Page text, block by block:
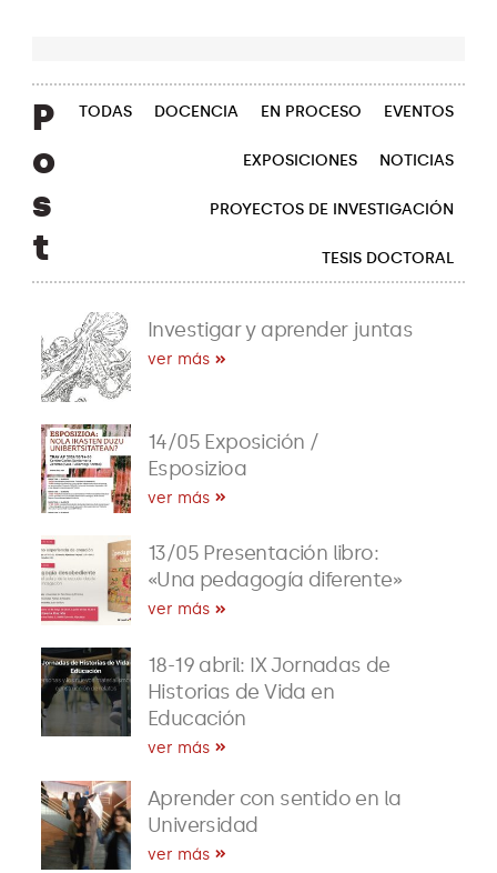
P
o
s
t
TODAS DOCENCIA EN PROCESO EVENTOS
EXPOSICIONES NOTICIAS
PROYECTOS DE INVESTIGACIÓN
TESIS DOCTORAL
Investigar y aprender juntas
ver más
14/05 Exposición /
Esposizioa
ver más
13/05 Presentación libro:
«Una pedagogía diferente»
ver más
18-19 abril: IX Jornadas de
Historias de Vida en
Educación
ver más
Aprender con sentido en la
Universidad
ver más